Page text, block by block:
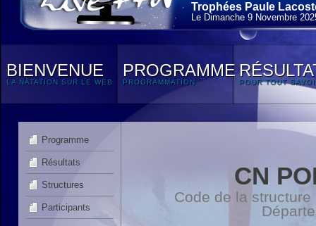
Trophées Paule
Le Dimanche 9 Novembre
BIENVENUE
LA NATATION SUR LE WEB
PROGRAMME
PROGRAMMATION POUR TOUT
Programme
Résultats
Structures
Participants
CN
Code de la